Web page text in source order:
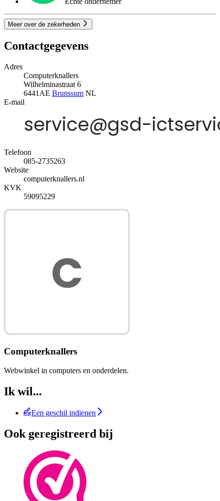
Meer over de zekerheden
Contactgegevens
Adres
Computerknallers
Wilhelminastraat 6
6441AE Brunssum NL
E-mail
Telefoon
085-2735263
Website
computerknallers.nl
KVK
59095229
Computerknallers
Webwinkel in computers en onderdelen.
Ik wil...
Een geschil indienen
Ook geregistreerd bij